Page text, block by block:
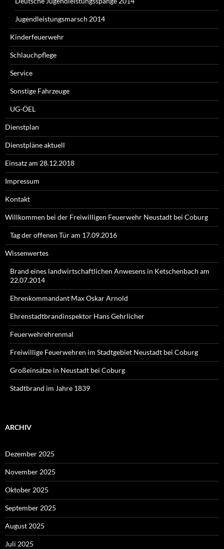
Jugendleistungsmarsch 2014
Kinderfeuerwehr
Schlauchpflege
Service
Sonstige Fahrzeuge
UG-ÖEL
Dienstplan
Dienstpläne aktuell
Einsatz am 28.12.2018
Impressum
Kontakt
Willkommen bei der Freiwilligen Feuerwehr Neustadt bei Coburg
Tag der offenen Tür am 17.09.2016
Wissenwertes
Brand eines landwirtschaftlichen Anwesens in Ketschenbach am
22.07.2014
Ehrenkommandant Max Oskar Arnold
Ehrenstadtbrandinspektor Hans Gehrlicher
Feuerwehrehrenmal
Freiwillige Feuerwehren im Stadtgebiet Neustadt bei Coburg
Großeinsätze in Neustadt bei Coburg
Stadtbrand im Jahre 1839
ARCHIV
Dezember 2025
November 2025
Oktober 2025
September 2025
August 2025
Juli 2025